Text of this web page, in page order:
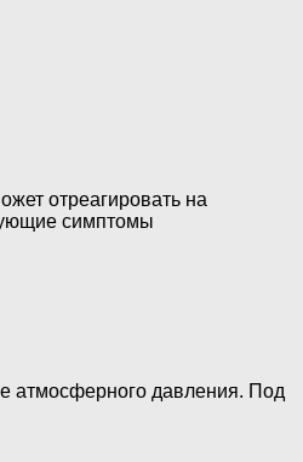
отреагировать на
симптомы
атмосферного давления. Под